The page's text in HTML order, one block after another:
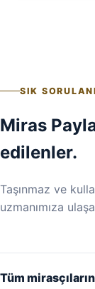
SIK
Miras
edilenler.
Taşınmaz ve
uzmanımıza
Tüm